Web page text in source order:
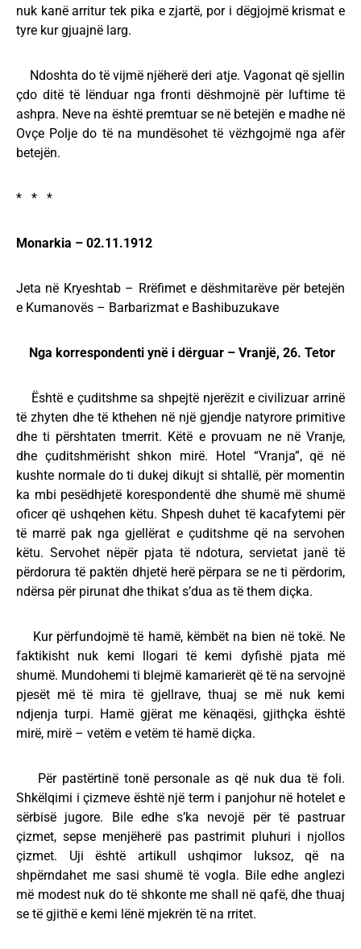
nuk kanë arritur tek pika e zjartë, por i dëgjojmë krismat e
tyre kur gjuajnë larg.
Ndoshta do të vijmë njëherë deri atje. Vagonat që sjellin
çdo ditë të lënduar nga fronti dëshmojnë për luftime të
ashpra. Neve na është premtuar se në betejën e madhe në
Ovçe Polje do të na mundësohet të vëzhgojmë nga afër
betejën.
* * *
Monarkia – 02.11.1912
Jeta në Kryeshtab – Rrëfimet e dëshmitarëve për betejën
e Kumanovës – Barbarizmat e Bashibuzukave
Nga korrespondenti ynë i dërguar – Vranjë, 26. Tetor
Është e çuditshme sa shpejtë njerëzit e civilizuar arrinë
të zhyten dhe të kthehen në një gjendje natyrore primitive
dhe ti përshtaten tmerrit. Këtë e provuam ne në Vranje,
dhe çuditshmërisht shkon mirë. Hotel “Vranja”, që në
kushte normale do ti dukej dikujt si shtallë, për momentin
ka mbi pesëdhjetë korespondentë dhe shumë më shumë
oficer që ushqehen këtu. Shpesh duhet të kacafytemi për
të marrë pak nga gjellërat e çuditshme që na servohen
këtu. Servohet nëpër pjata të ndotura, servietat janë të
përdorura të paktën dhjetë herë përpara se ne ti përdorim,
ndërsa për pirunat dhe thikat s’dua as të them diçka.
Kur përfundojmë të hamë, këmbët na bien në tokë. Ne
faktikisht nuk kemi llogari të kemi dyfishë pjata më
shumë. Mundohemi ti blejmë kamarierët që të na servojnë
pjesët më të mira të gjellrave, thuaj se më nuk kemi
ndjenja turpi. Hamë gjërat me kënaqësi, gjithçka është
mirë, mirë – vetëm e vetëm të hamë diçka.
Për pastërtinë tonë personale as që nuk dua të foli.
Shkëlqimi i çizmeve është një term i panjohur në hotelet e
sërbisë jugore. Bile edhe s’ka nevojë për të pastruar
çizmet, sepse menjëherë pas pastrimit pluhuri i njollos
çizmet. Uji është artikull ushqimor luksoz, që na
shpërndahet me sasi shumë të vogla. Bile edhe anglezi
më modest nuk do të shkonte me shall në qafë, dhe thuaj
se të gjithë e kemi lënë mjekrën të na rritet.